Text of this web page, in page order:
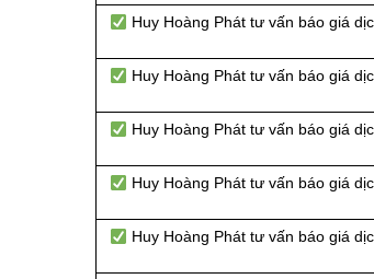
Huy Hoàng Phát tư vấn báo giá
Huy Hoàng Phát tư vấn báo giá
Huy Hoàng Phát tư vấn báo giá
Huy Hoàng Phát tư vấn báo giá
Huy Hoàng Phát tư vấn báo giá